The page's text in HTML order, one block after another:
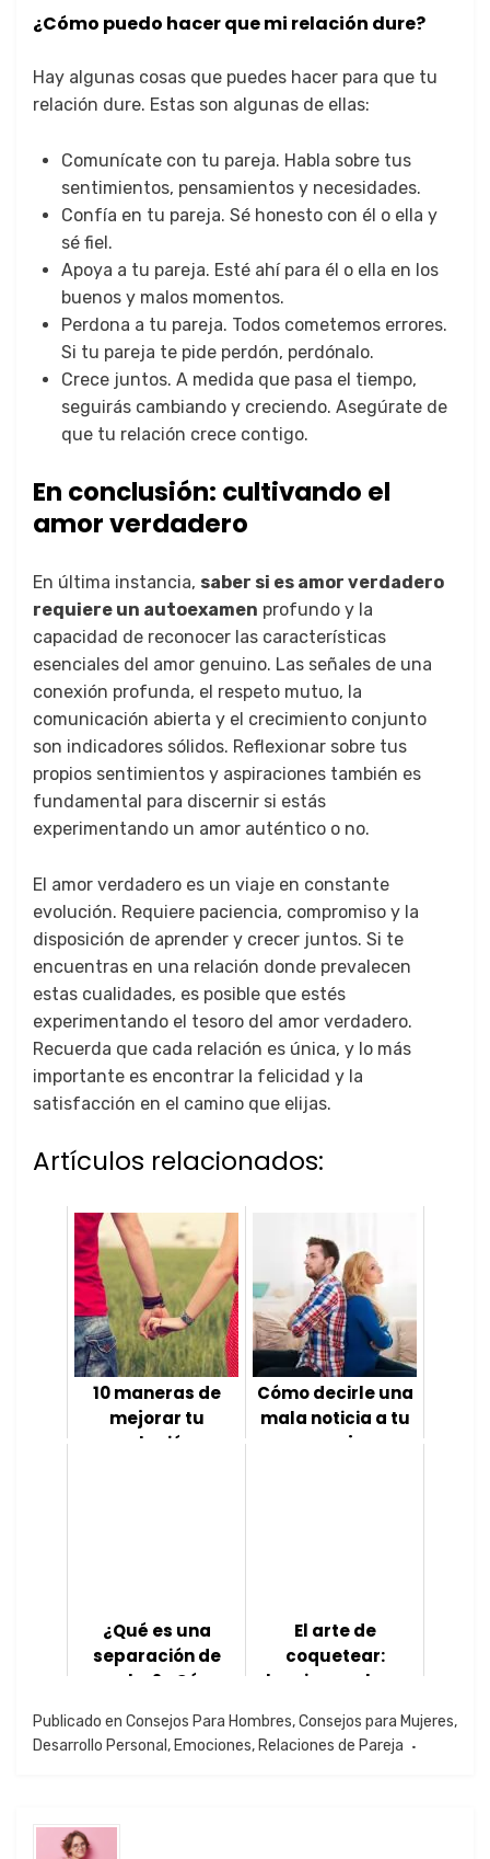
¿Cómo puedo hacer que mi relación dure?
Hay algunas cosas que puedes hacer para que tu
relación dure. Estas son algunas de ellas:
Comunícate con tu pareja. Habla sobre tus
sentimientos, pensamientos y necesidades.
Confía en tu pareja. Sé honesto con él o ella y
sé fiel.
Apoya a tu pareja. Esté ahí para él o ella en los
buenos y malos momentos.
Perdona a tu pareja. Todos cometemos errores.
Si tu pareja te pide perdón, perdónalo.
Crece juntos. A medida que pasa el tiempo,
seguirás cambiando y creciendo. Asegúrate de
que tu relación crece contigo.
En conclusión: cultivando el
amor verdadero
En última instancia, saber si es amor verdadero
requiere un autoexamen profundo y la
capacidad de reconocer las características
esenciales del amor genuino. Las señales de una
conexión profunda, el respeto mutuo, la
comunicación abierta y el crecimiento conjunto
son indicadores sólidos. Reflexionar sobre tus
propios sentimientos y aspiraciones también es
fundamental para discernir si estás
experimentando un amor auténtico o no.
El amor verdadero es un viaje en constante
evolución. Requiere paciencia, compromiso y la
disposición de aprender y crecer juntos. Si te
encuentras en una relación donde prevalecen
estas cualidades, es posible que estés
experimentando el tesoro del amor verdadero.
Recuerda que cada relación es única, y lo más
importante es encontrar la felicidad y la
satisfacción en el camino que elijas.
Artículos relacionados:
10 maneras de
mejorar tu
relación
tambi...
Cómo decirle una
mala noticia a tu
pareja
que...
¿Qué es una
separación de
prueba? ¿Cómo
Introducción En el
suelen considerarse
El arte de
coquetear:
lecciones clave
Introducción ¿Te
Publicado en Consejos Para Hombres,Consejos para Mujeres,
Desarrollo Personal , Emociones, Relaciones de Pareja